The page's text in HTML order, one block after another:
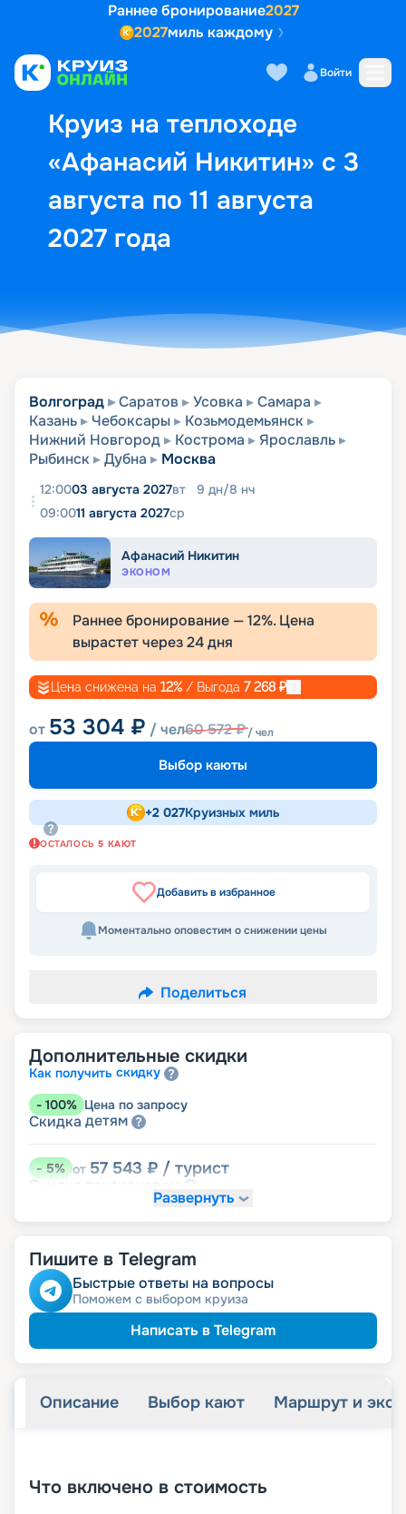
Раннее бронирование2027
2027миль каждому
Войти
Круиз на теплоходе
«Афанасий Никитин» с 3
августа по 11 августа
2027 года
Выбор кают Маршрут и
Волгоград Саратов Усовка
Самара
Казань
Чебоксары
Козьмодемьянск
Нижний Новгород
Кострома
Ярославль
Рыбинск
Дубна Москва
12:0003 августа 2027вт 9 дн/8 нч
09:0011 августа 2027ср
Афанасий Никитин
ЭКОНОМ
Раннее бронирование —12%. Цена
вырастет через24дня
Цена снижена на 12% / Выгода 7 268₽
от 53 304 ₽ / чел60 572₽/ чел
Выбор каюты
+2 027Круизных миль
ОСТАЛОСЬ 5 КАЮТ
Добавить в избранное
Моментально оповестим о снижении цены
Поделиться
Дополнительные скидки
Как получить скидку
- 100% Цена по запросу
Скидка детям
-5% от 57 543 ₽ / турист
Скидка
Развернуть
Пишите в Telegram
Быстрые ответы на вопросы
Поможем с выбором круиза
Написать в Telegram
Описание Выбор кают Маршрут и
Что включено в стоимость